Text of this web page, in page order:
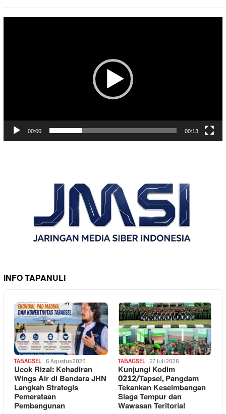
00:00 00:13
INFO TAPANULI
TABAGSEL 6 Agustus 2026
Ucok Rizal: Kehadiran
Wings Air di Bandara JHN
Langkah Strategis
Pemerataan
Pembangunan
TABAGSEL 27 Juli 2026
Kunjungi Kodim
0212/Tapsel, Pangdam
Tekankan Keseimbangan
Siaga Tempur dan
Wawasan Teritorial